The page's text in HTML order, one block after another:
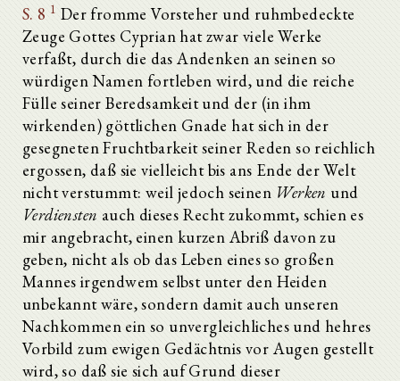
S. 8 1 Der fromme Vorsteher und ruhmbedeckte
Zeuge Gottes Cyprian hat zwar viele Werke
verfaßt, durch die das Andenken an seinen so
würdigen Namen fortleben wird, und die reiche
Fülle seiner Beredsamkeit und der (in ihm
wirkenden) göttlichen Gnade hat sich in der
gesegneten Fruchtbarkeit seiner Reden so reichlich
ergossen, daß sie vielleicht bis ans Ende der Welt
nicht verstummt: weil jedoch seinen Werken und
Verdiensten auch dieses Recht zukommt, schien es
mir angebracht, einen kurzen Abriß davon zu
geben, nicht als ob das Leben eines so großen
Mannes irgendwem selbst unter den Heiden
unbekannt wäre, sondern damit auch unseren
Nachkommen ein so unvergleichliches und hehres
Vorbild zum ewigen Gedächtnis vor Augen gestellt
wird, so daß sie sich auf Grund dieser